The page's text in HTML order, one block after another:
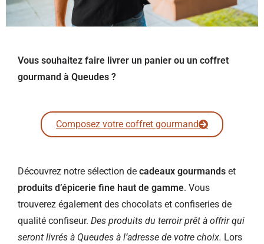
Vous souhaitez faire livrer un panier ou un coffret
gourmand à Queudes ?
Composez votre coffret gourmand
Découvrez notre sélection de cadeaux gourmands et
produits d’épicerie fine haut de gamme. Vous
trouverez également des chocolats et confiseries de
qualité confiseur. Des produits du terroir prêt à offrir qui
seront livrés à Queudes à l’adresse de votre choix. Lors